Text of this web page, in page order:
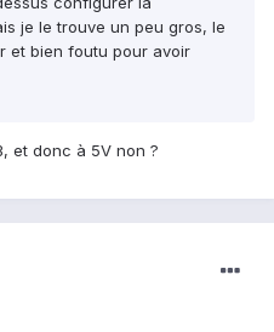
je le trouve un peu gros, le
et bien foutu pour avoir
et donc à 5V non ?